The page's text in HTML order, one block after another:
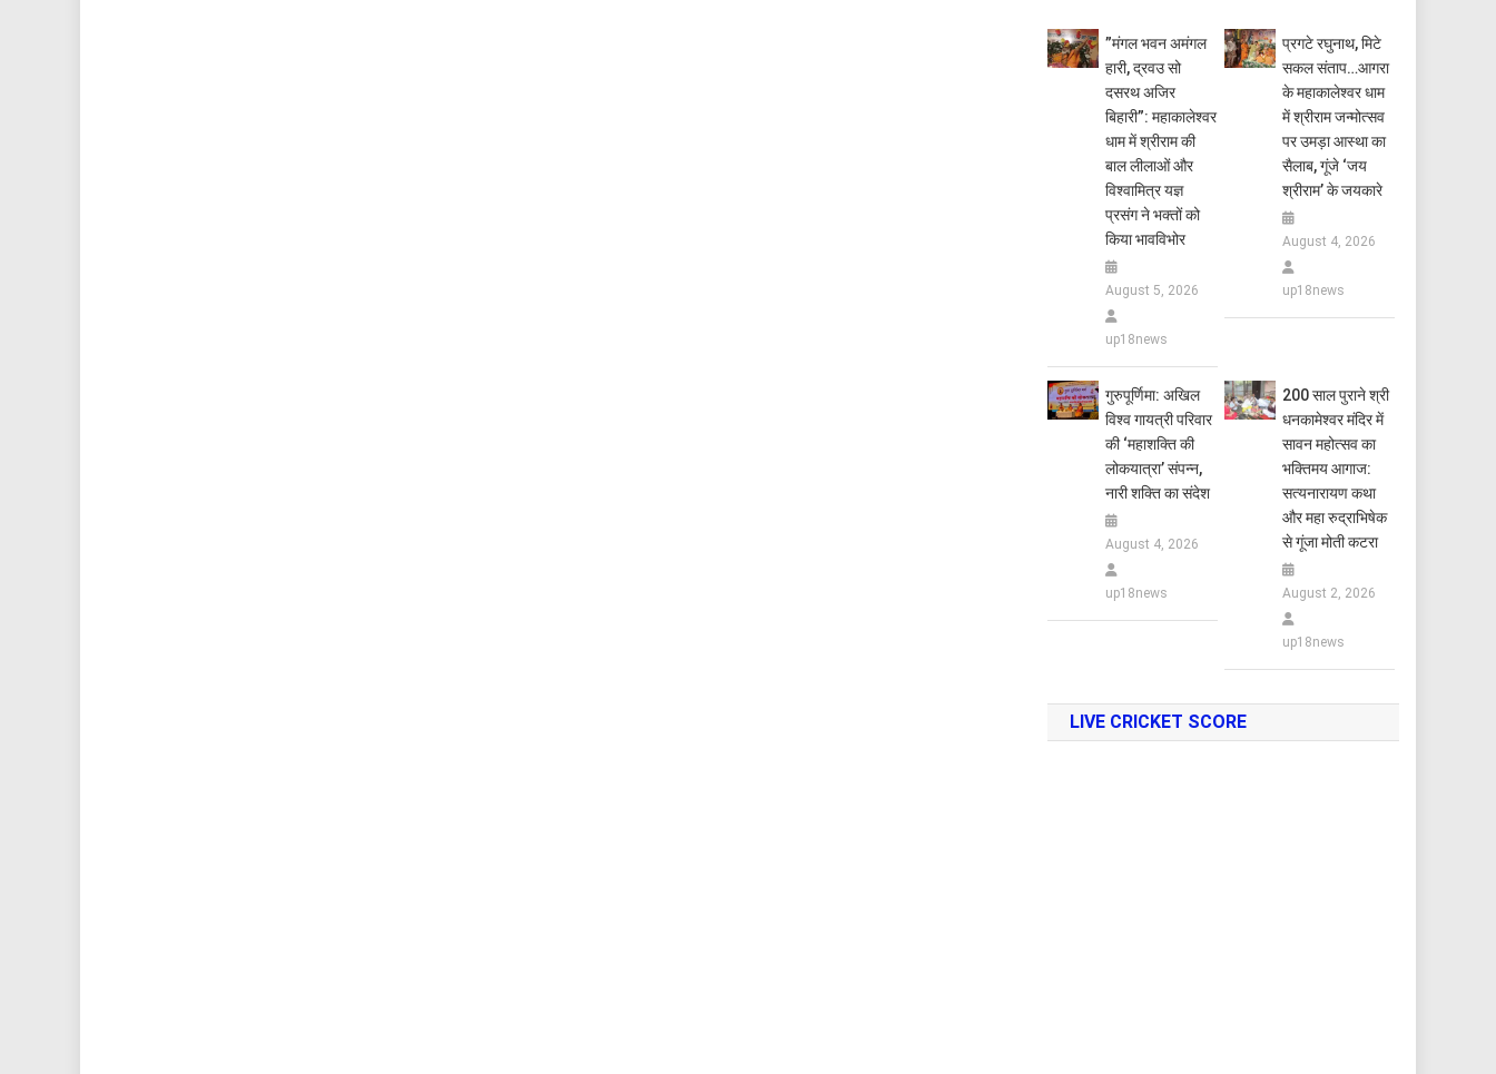
​”मंगल भवन अमंगल
हारी, द्रवउ सो
दसरथ अजिर
बिहारी”: महाकालेश्वर
धाम में श्रीराम की
बाल लीलाओं और
विश्वामित्र यज्ञ
प्रसंग ने भक्तों को
किया भावविभोर
August 5, 2026
up18news
प्रगटे रघुनाथ, मिटे
सकल संताप…आगरा
के महाकालेश्वर धाम
में श्रीराम जन्मोत्सव
पर उमड़ा आस्था का
सैलाब, गूंजे ‘जय
श्रीराम’ के जयकारे
August 4, 2026
up18news
गुरुपूर्णिमा: अखिल
विश्व गायत्री परिवार
की ‘महाशक्ति की
लोकयात्रा’ संपन्न,
नारी शक्ति का संदेश
August 4, 2026
up18news
200 साल पुराने श्री
धनकामेश्वर मंदिर में
सावन महोत्सव का
भक्तिमय आगाज:
सत्यनारायण कथा
और महा रुद्राभिषेक
से गूंजा मोती कटरा
August 2, 2026
up18news
LIVE CRICKET SCORE